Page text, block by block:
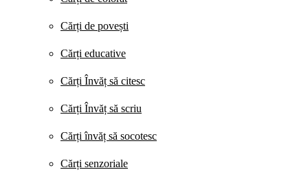
Cărți de povești
Cărți educative
Cărți Învăț să citesc
Cărți Învăț să scriu
Cărți învăț să socotesc
Cărți senzoriale